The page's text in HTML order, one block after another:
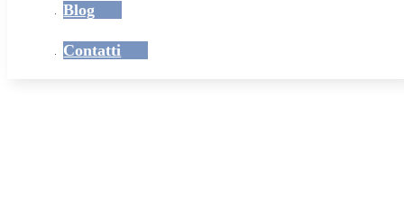
Blog
Contatti